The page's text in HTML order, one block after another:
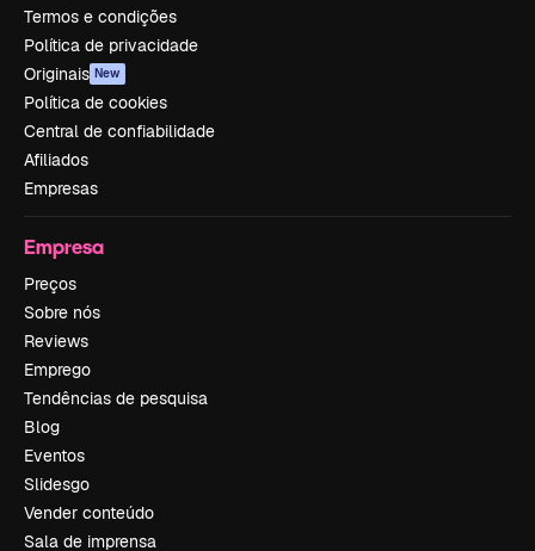
Termos e condições
Política de privacidade
Originais New
Política de cookies
Central de confiabilidade
Afiliados
Empresas
Empresa
Preços
Sobre nós
Reviews
Emprego
Tendências de pesquisa
Blog
Eventos
Slidesgo
Vender conteúdo
Sala de imprensa